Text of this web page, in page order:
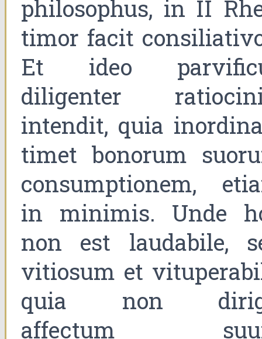
philosophus, in II
timor facit
Et ideo
diligenter
intendit, quia
timet bonorum
consumptionem,
in minimis. Unde
non est laudabile,
vitiosum et
quia non
affectum